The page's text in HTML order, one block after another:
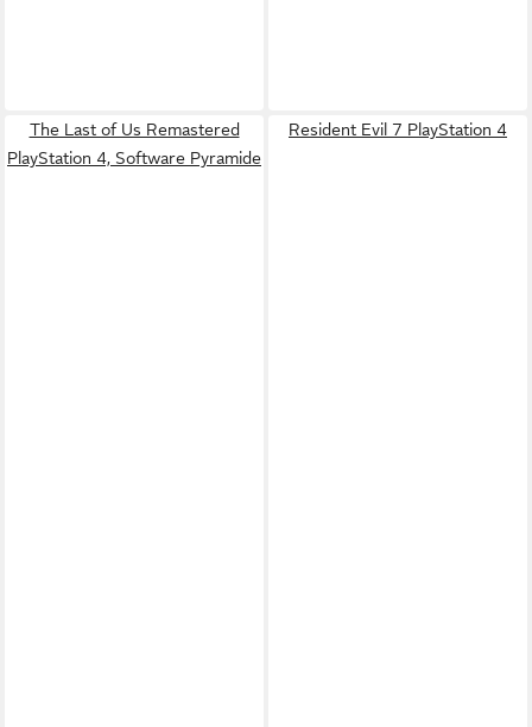
The Last of Us Remastered
PlayStation 4, Software Pyramide
Resident Evil 7 PlayStation 4